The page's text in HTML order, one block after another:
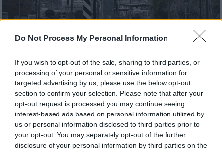
Do Not Process My Personal Information
If you wish to opt-out of the sale, sharing to third parties, or
processing of your personal or sensitive information for
targeted advertising by us, please use the below opt-out
section to confirm your selection. Please note that after your
opt-out request is processed you may continue seeing
interest-based ads based on personal information utilized by
us or personal information disclosed to third parties prior to
your opt-out. You may separately opt-out of the further
disclosure of your personal information by third parties on the
Ελλάδα|08.03.2025 17:34
Hellenic Train: Από την Κυριακή (9/3)
διακοπή δρομολογίων σε
Αλεξανδρούπολη-Ορμένιο και
Αλεξανδρούπολη-Ορεστιάδα